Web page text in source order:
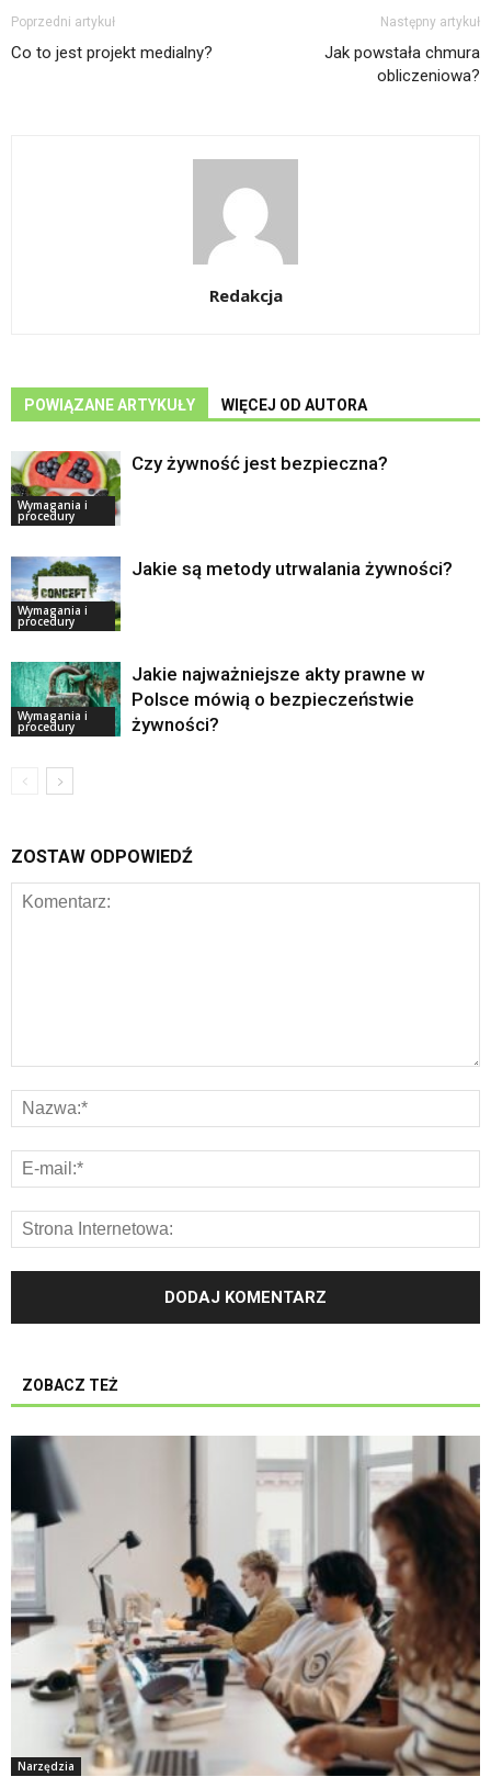
Poprzedni artykuł
Co to jest projekt medialny?
Następny artykuł
Jak powstała chmura
obliczeniowa?
Redakcja
POWIĄZANE ARTYKUŁY WIĘCEJ OD AUTORA
Wymagania i
procedury
Czy żywność jest bezpieczna?
Wymagania i
procedury
Jakie są metody utrwalania żywności?
Wymagania i
procedury
Jakie najważniejsze akty prawne w
Polsce mówią o bezpieczeństwie
żywności?
ZOSTAW ODPOWIEDŹ
ZOBACZ TEŻ
Narzędzia